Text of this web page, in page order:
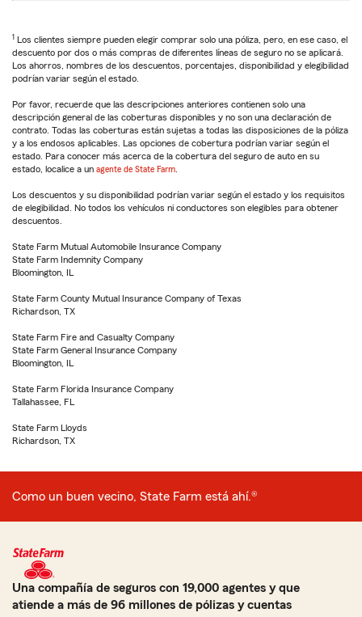
1 Los clientes siempre pueden elegir comprar solo una póliza, pero, en ese caso, el
descuento por dos o más compras de diferentes líneas de seguro no se aplicará.
Los ahorros, nombres de los descuentos, porcentajes, disponibilidad y elegibilidad
podrían variar según el estado.
Por favor, recuerde que las descripciones anteriores contienen solo una
descripción general de las coberturas disponibles y no son una declaración de
contrato. Todas las coberturas están sujetas a todas las disposiciones de la póliza
y a los endosos aplicables. Las opciones de cobertura podrían variar según el
estado. Para conocer más acerca de la cobertura del seguro de auto en su
estado, localice a un agente de State Farm
Los descuentos y su disponibilidad podrían variar según el estado y los requisitos
de elegibilidad. No todos los vehículos ni conductores son elegibles para obtener
descuentos.
State Farm Mutual Automobile Insurance Company
State Farm Indemnity Company
Bloomington, IL
State Farm County Mutual Insurance Company of Texas
Richardson, TX
State Farm Fire and Casualty Company
State Farm General Insurance Company
Bloomington, IL
State Farm Florida Insurance Company
Tallahassee, FL
State Farm Lloyds
Richardson, TX
Como un buen vecino, State Farm está ahí.®
Una compañía de seguros con 19,000 agentes y que
atiende a más de 96 millones de pólizas y cuentas